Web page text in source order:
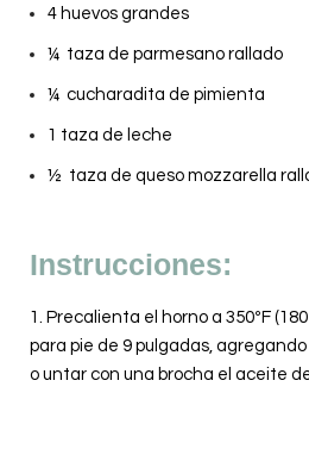
4 huevos grandes
¼ taza de parmesano rallado
¼ cucharadita de pimienta
1 taza de leche
½ taza de queso mozzarella
Instrucciones:
1. Precalienta el horno a 350ºF
para pie de 9 pulgadas,
o untar con una brocha el aceite